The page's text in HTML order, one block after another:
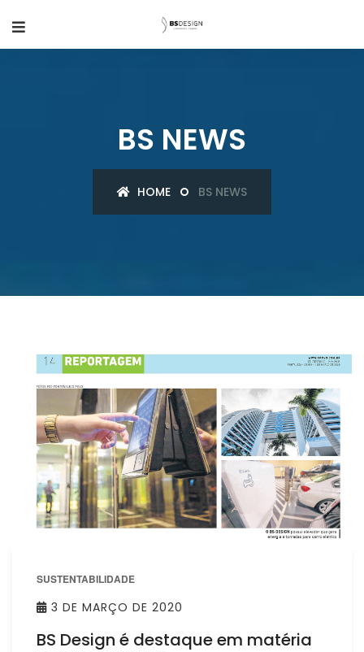
BS NEWS
HOME BS NEWS
SUSTENTABILIDADE
3 DE MARÇO DE 2020
BS Design é destaque em matéria